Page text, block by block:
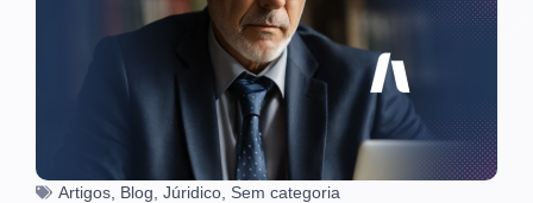
Artigos Blog Júridico Sem categoria